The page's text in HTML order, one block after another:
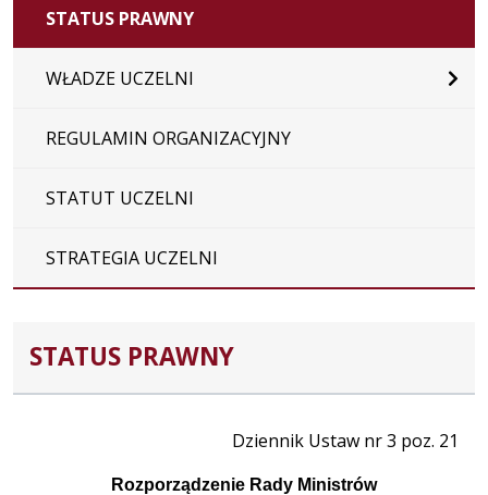
STATUS PRAWNY
WŁADZE UCZELNI
REGULAMIN ORGANIZACYJNY
STATUT UCZELNI
STRATEGIA UCZELNI
STATUS PRAWNY
Dziennik Ustaw nr 3 poz. 21
Rozporządzenie Rady Ministrów